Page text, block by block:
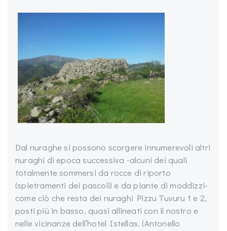
Dal nuraghe si possono scorgere innumerevoli altri
nuraghi di epoca successiva -alcuni dei quali
totalmente sommersi da rocce di riporto
(spietramenti dei pascoli) e da piante di moddizzi-
come ciò che resta dei nuraghi Pizzu Tuvuru 1 e 2,
posti più in basso, quasi allineati con il nostro e
nelle vicinanze dell’hotel Istellas. (Antonello